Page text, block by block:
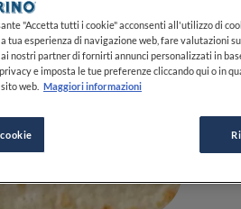
DA FINE
"Accetta tutti i cookie" acconsenti all'utilizzo di
tua esperienza di navigazione web, fare valutazioni
nostri partner di fornirti annunci personalizzati in
e imposta le tue preferenze cliccando qui o in
web. Maggiori informazioni